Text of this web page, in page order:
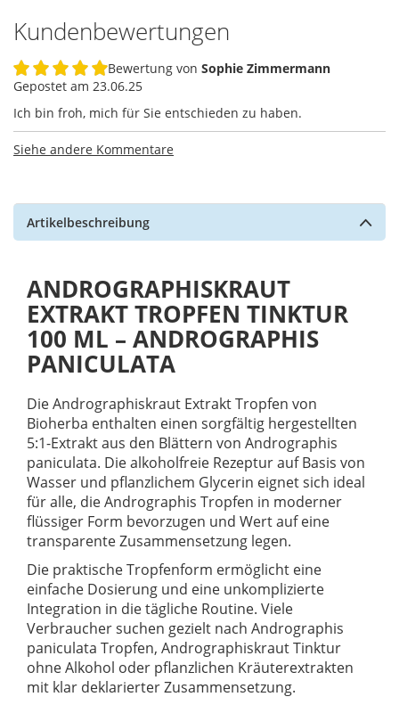
Kundenbewertungen
100%
Bewertung von Sophie Zimmermann
Gepostet am 23.06.25
Ich bin froh, mich für Sie entschieden zu haben.
Siehe andere Kommentare
Artikelbeschreibung
ANDROGRAPHISKRAUT
EXTRAKT TROPFEN TINKTUR
100 ML – ANDROGRAPHIS
PANICULATA
Die Andrographiskraut Extrakt Tropfen von
Bioherba enthalten einen sorgfältig hergestellten
5:1-Extrakt aus den Blättern von Andrographis
paniculata. Die alkoholfreie Rezeptur auf Basis von
Wasser und pflanzlichem Glycerin eignet sich ideal
für alle, die Andrographis Tropfen in moderner
flüssiger Form bevorzugen und Wert auf eine
transparente Zusammensetzung legen.
Die praktische Tropfenform ermöglicht eine
einfache Dosierung und eine unkomplizierte
Integration in die tägliche Routine. Viele
Verbraucher suchen gezielt nach Andrographis
paniculata Tropfen, Andrographiskraut Tinktur
ohne Alkohol oder pflanzlichen Kräuterextrakten
mit klar deklarierter Zusammensetzung.